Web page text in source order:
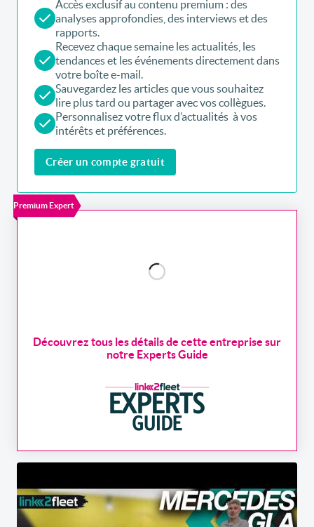
Accès exclusif au contenu premium : des
analyses approfondies, des interviews et des
rapports.
Recevez chaque semaine les actualités, les
tendances et les événements directement dans
votre boîte e-mail.
Sauvegardez les articles que vous souhaitez
lire plus tard ou partager avec vos collègues.
Personnalisez votre flux d’actualités à vos
intérêts et préférences.
Créer un compte gratuit
Premium Expert
Découvrez tous les détails de cette entreprise sur
notre Experts Guide